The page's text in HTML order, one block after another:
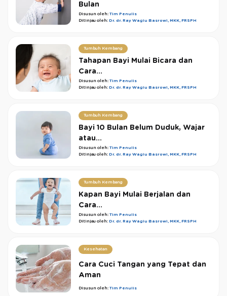
Bulan
Disusun oleh: Tim Penulis
Ditinjau oleh: Dr. dr. Ray Wagiu Basrowi, MKK, FRSPH
Tumbuh Kembang
Tahapan Bayi Mulai Bicara dan
Cara...
Disusun oleh: Tim Penulis
Ditinjau oleh: Dr. dr. Ray Wagiu Basrowi, MKK, FRSPH
Tumbuh Kembang
Bayi 10 Bulan Belum Duduk, Wajar
atau...
Disusun oleh: Tim Penulis
Ditinjau oleh: Dr. dr. Ray Wagiu Basrowi, MKK, FRSPH
Tumbuh Kembang
Kapan Bayi Mulai Berjalan dan
Cara...
Disusun oleh: Tim Penulis
Ditinjau oleh: Dr. dr. Ray Wagiu Basrowi, MKK, FRSPH
Kesehatan
Cara Cuci Tangan yang Tepat dan
Aman
Disusun oleh: Tim Penulis